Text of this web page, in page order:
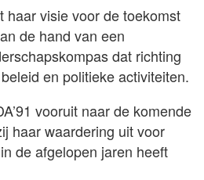
haar visie voor de toekomst
de hand van een
dat richting
en politieke activiteiten.
vooruit naar de komende
haar waardering uit voor
de afgelopen jaren heeft